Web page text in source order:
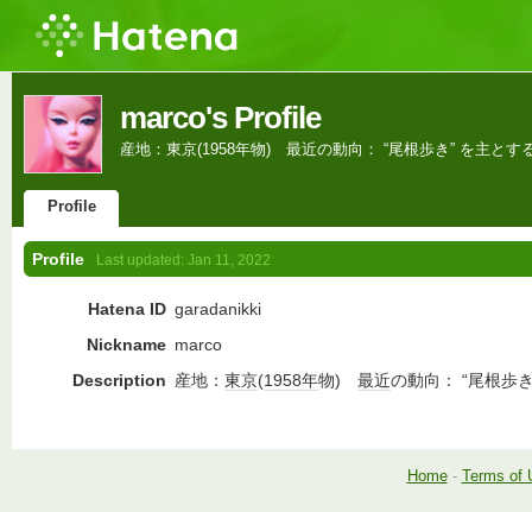
marco's Profile
産地：東京(1958年物) 最近の動向： “尾根歩き” を主とす
Profile
Profile Last updated: Jan 11, 2022
Hatena ID garadanikki
Nickname marco
Description 産地： 東京(1958年物) 最近の動向： “尾根歩
Home- Terms of